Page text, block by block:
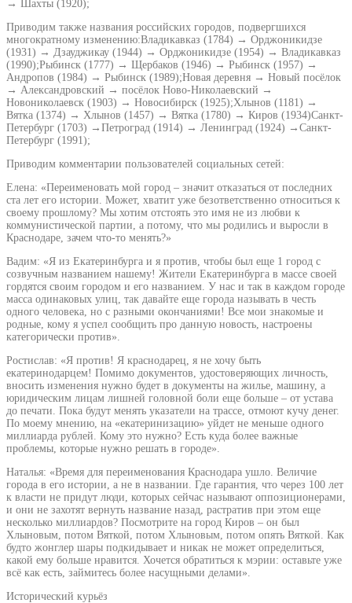
→ Шахты (1920);
Приводим также названия российских городов, подвергшихся
многократному изменению:Владикавказ (1784) → Орджоникидзе
(1931) → Дзауджикау (1944) → Орджоникидзе (1954) → Владикавказ
(1990);Рыбинск (1777) → Щербаков (1946) → Рыбинск (1957) →
Андропов (1984) → Рыбинск (1989);Новая деревня → Новый посёлок
→ Александровский → посёлок Ново-Николаевский →
Новониколаевск (1903) → Новосибирск (1925);Хлынов (1181) →
Вятка (1374) → Хлынов (1457) → Вятка (1780) → Киров (1934)Санкт-
Петербург (1703) →Петроград (1914) → Ленинград (1924) →Санкт-
Петербург (1991);
Приводим комментарии пользователей социальных сетей:
Елена: «Переименовать мой город – значит отказаться от последних
ста лет его истории. Может, хватит уже безответственно относиться к
своему прошлому? Мы хотим отстоять это имя не из любви к
коммунистической партии, а потому, что мы родились и выросли в
Краснодаре, зачем что-то менять?»
Вадим: «Я из Екатеринбурга и я против, чтобы был еще 1 город с
созвучным названием нашему! Жители Екатеринбурга в массе своей
гордятся своим городом и его названием. У нас и так в каждом городе
масса одинаковых улиц, так давайте еще города называть в честь
одного человека, но с разными окончаниями! Все мои знакомые и
родные, кому я успел сообщить про данную новость, настроены
категорически против».
Ростислав: «Я против! Я краснодарец, я не хочу быть
екатеринодарцем! Помимо документов, удостоверяющих личность,
вносить изменения нужно будет в документы на жилье, машину, а
юридическим лицам лишней головной боли еще больше – от устава
до печати. Пока будут менять указатели на трассе, отмоют кучу денег.
По моему мнению, на «екатеринизацию» уйдет не меньше одного
миллиарда рублей. Кому это нужно? Есть куда более важные
проблемы, которые нужно решать в городе».
Наталья: «Время для переименования Краснодара ушло. Величие
города в его истории, а не в названии. Где гарантия, что через 100 лет
к власти не придут люди, которых сейчас называют оппозиционерами,
и они не захотят вернуть название назад, растратив при этом еще
несколько миллиардов? Посмотрите на город Киров – он был
Хлыновым, потом Вяткой, потом Хлыновым, потом опять Вяткой. Как
будто жонглер шары подкидывает и никак не может определиться,
какой ему больше нравится. Хочется обратиться к мэрии: оставьте уже
всё как есть, займитесь более насущными делами».
Исторический курьёз